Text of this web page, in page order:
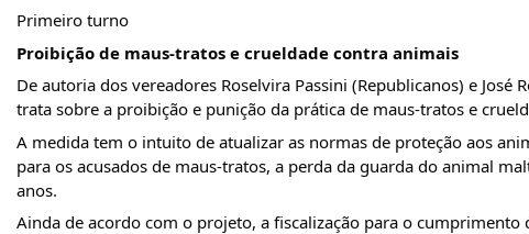
Primeiro turno
Proibição de maus-tratos e crueldade contra animais
De autoria dos vereadores Roselvira Passini (Republicanos) e
trata sobre a proibição e punição da prática de maus-tratos e
A medida tem o intuito de atualizar as normas de proteção aos
para os acusados de maus-tratos, a perda da guarda do animal
anos.
Ainda de acordo com o projeto, a fiscalização para o